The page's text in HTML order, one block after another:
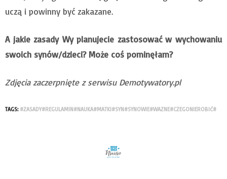
uczą i powinny być zakazane.
A jakie zasady Wy planujecie zastosować w wychowaniu
swoich synów/dzieci? Może coś pominęłam?
Zdjęcia zaczerpnięte z serwisu Demotywatory.pl
TAGS: #ZASADY#REGULAMIN#NAUKA#MATKI#SYN#SYNOWIE#WAZNE#CZEGONIEROBIĆ#